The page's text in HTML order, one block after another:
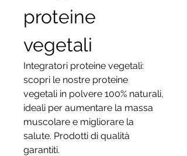
proteine
vegetali
Integratori proteine vegetali:
scopri le nostre proteine
vegetali in polvere 100% naturali,
ideali per aumentare la massa
muscolare e migliorare la
salute. Prodotti di qualità
garantiti.